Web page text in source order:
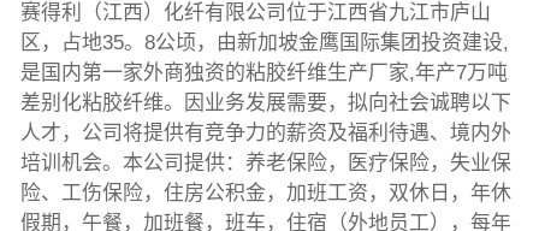
赛得利（江西）化纤有限公司位于江西省九江市庐山
区，占地35。8公顷，由新加坡金鹰国际集团投资建设,
是国内第一家外商独资的粘胶纤维生产厂家,年产7万吨
差别化粘胶纤维。因业务发展需要，拟向社会诚聘以下
人才，公司将提供有竞争力的薪资及福利待遇、境内外
培训机会。本公司提供：养老保险，医疗保险，失业保
险、工伤保险，住房公积金，加班工资，双休日，年休
假期，午餐，加班餐，班车，住宿（外地员工），每年